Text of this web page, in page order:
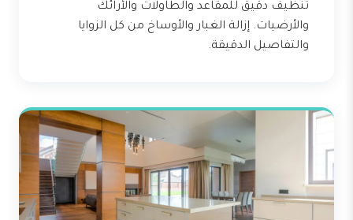
تنظيف دقيق للمقاعد والطاولات والأرائك
والأرضيات. إزالة الغبار والأوساخ من كل الزوايا
والتفاصيل الدقيقة.